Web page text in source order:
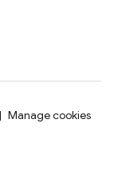
Manage cookies